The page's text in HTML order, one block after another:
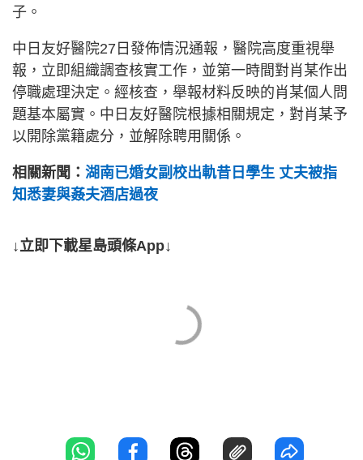
子。
中日友好醫院27日發佈情況通報，醫院高度重視舉
報，立即組織調查核實工作，並第一時間對肖某作出
停職處理決定。經核查，舉報材料反映的肖某個人問
題基本屬實。中日友好醫院根據相關規定，對肖某予
以開除黨籍處分，並解除聘用關係。
相關新聞： 湖南已婚女副校出軌昔日學生 丈夫被指
知悉妻與姦夫酒店過夜
↓立即下載星島頭條App↓